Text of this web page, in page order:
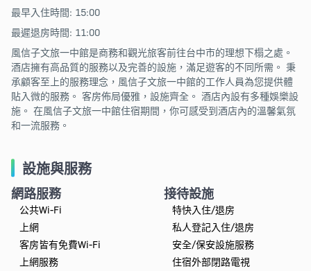
最早入住時間: 15:00
最遲退房時間: 11:00
風信子文旅一中館是商務和觀光旅客前往台中市的理想下榻之處。
酒店擁有高品質的服務以及完善的設施，滿足遊客的不同所需。 秉
承顧客至上的服務理念，風信子文旅一中館的工作人員為您提供體
貼入微的服務。 客房佈局優雅，設施齊全。 酒店內設有多種娛樂設
施。 在風信子文旅一中館住宿期間，你可感受到酒店內的溫馨氣氛
和一流服務。
設施與服務
網路服務
公共Wi-Fi
上網
客房皆有免費Wi-Fi
上網服務
接待設施
特快入住/退房
私人登記入住/退房
安全/保安設施服務
住宿外部閉路電視